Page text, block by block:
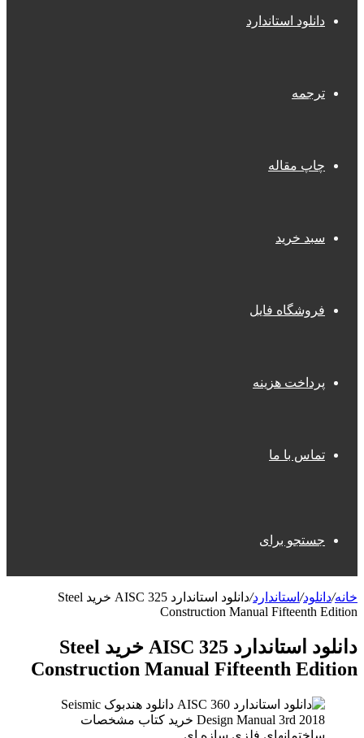
دانلود استاندارد
ترجمه
چاپ مقاله
سبد خرید
فروشگاه فایل
پرداخت هزینه
تماس با ما
جستجو برای
خانه/دانلود/ استاندارد/
دانلود استاندارد AISC 325 خرید Steel
Construction Manual Fifteenth Edition
دانلود استاندارد AISC 325 خرید Steel
Construction Manual Fifteenth Edition